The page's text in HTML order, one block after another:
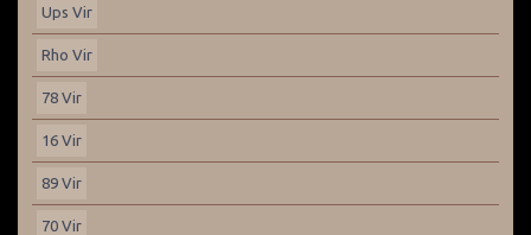
Ups Vir
Rho Vir
78 Vir
16 Vir
89 Vir
70 Vir